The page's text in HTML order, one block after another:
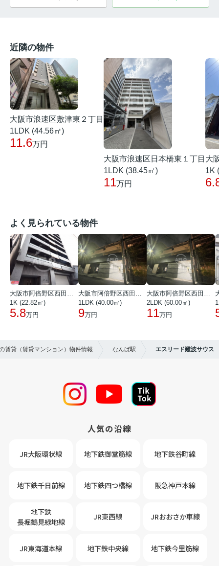
近隣の物件
大阪市浪速区敷津東２丁目
1LDK (44.56㎡)
11.6万円
大阪市浪速区日本橋東１丁目
1LDK (38.45㎡)
11万円
大
1K
よく見られている物件
大阪市阿倍野区西田辺町１丁目
1K (22.82㎡)
5.8万円
大阪市阿倍野区西田辺町１丁目
1LDK (40.00㎡)
9万円
大阪市阿倍野区西田辺町１丁目
2LDK (60.00㎡)
11万円
賃貸（賃貸マンション）物件情報 なんば駅 エスリード難波サウス
人気の沿線
JR大阪環状線 地下鉄御堂筋線 地下鉄谷町線
地下鉄千日前線 地下鉄四つ橋線 阪急神戸本線
地下鉄
長堀鶴見緑地線
JR東西線 JRおおさか車線
JR東海道本線 地下鉄中央線 地下鉄今里筋線